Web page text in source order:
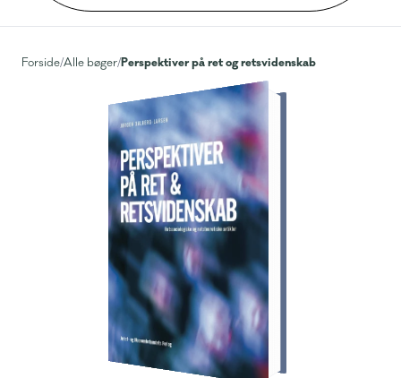
Forside/Alle bøger/Perspektiver på ret og retsvidenskab